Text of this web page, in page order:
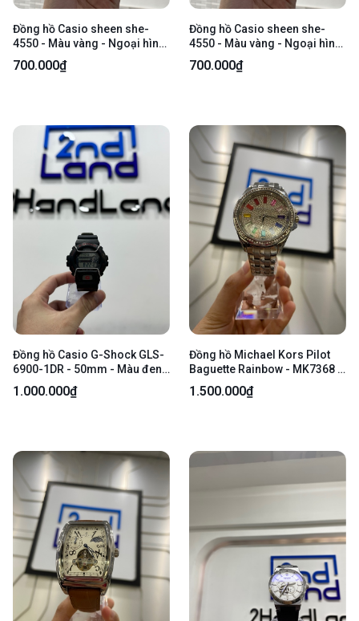
Đồng hồ Casio sheen she-
4550 - Màu vàng - Ngoại hình:
98% - Trầy body nhẹ - Body
700.000₫
Đồng hồ Casio sheen she-
4550 - Màu vàng - Ngoại hình:
98% - Trầy body nhẹ - Body
700.000₫
Đồng hồ Casio G-Shock GLS-
6900-1DR - 50mm - Màu đen -
Ngoại hình 97% - Body
1.000.000₫
Đồng hồ Michael Kors Pilot
Baguette Rainbow - MK7368 -
36mm - Màu bạc - Ngoại hình:
97.5% - Body
1.500.000₫